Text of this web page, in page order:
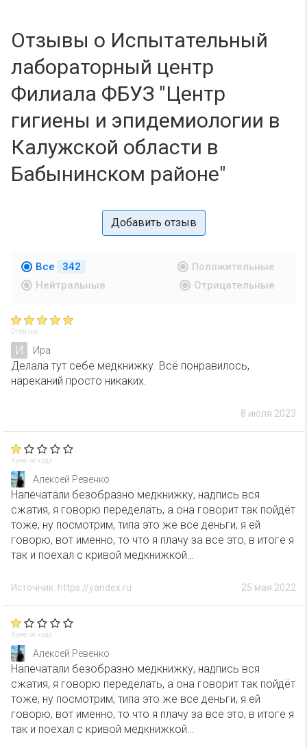
Отзывы о Испытательный
лабораторный центр
Филиала ФБУЗ "Центр
гигиены и эпидемиологии в
Калужской области в
Бабынинском районе"
Добавить отзыв
Все 342
Положительные
Нейтральные
Отрицательные
Отлично
И Ира
Делала тут себе медкнижку. Всё понравилось,
нареканий просто никаких.
8 июля 2023
Хуже не куда
Алексей Ревенко
Напечатали безобразно медкнижку, надпись вся
сжатия, я говорю переделать, а она говорит так пойдёт
тоже, ну посмотрим, типа это же все деньги, я ей
говорю, вот именно, то что я плачу за все это, в итоге я
так и поехал с кривой медкнижкой…
25 мая 2022
Источник: https://yandex.ru
Хуже не куда
Алексей Ревенко
Напечатали безобразно медкнижку, надпись вся
сжатия, я говорю переделать, а она говорит так пойдёт
тоже, ну посмотрим, типа это же все деньги, я ей
говорю, вот именно, то что я плачу за все это, в итоге я
так и поехал с кривой медкнижкой…